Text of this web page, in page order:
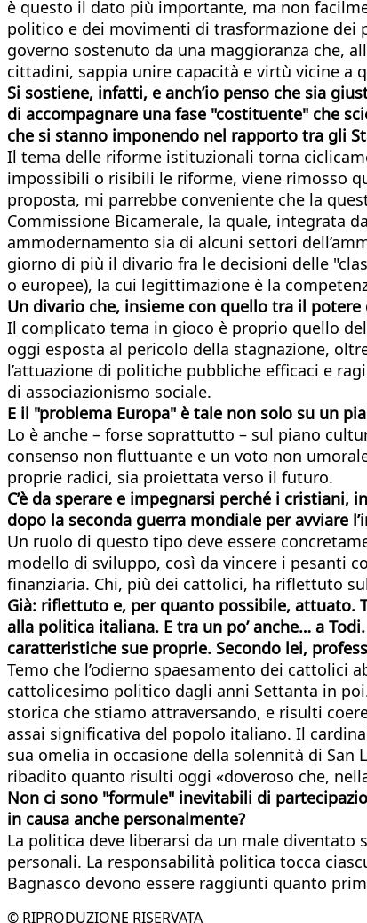
è questo il dato più importante, ma non
politico e dei movimenti di trasformazione dei
governo sostenuto da una maggioranza che,
cittadini, sappia unire capacità e virtù vicine a
Si sostiene, infatti, e anch’io penso che sia
di accompagnare una fase "costituente" che
che si stanno imponendo nel rapporto tra gli
Il tema delle riforme istituzionali torna
impossibili o risibili le riforme, viene rimosso
proposta, mi parrebbe conveniente che la
Commissione Bicamerale, la quale, integrata
ammodernamento sia di alcuni settori
giorno di più il divario fra le decisioni delle
o europee), la cui legittimazione è la
Un divario che, insieme con quello tra il
Il complicato tema in gioco è proprio quello
oggi esposta al pericolo della stagnazione,
l’attuazione di politiche pubbliche efficaci e
di associazionismo sociale.
E il "problema Europa" è tale non solo su un
Lo è anche – forse soprattutto – sul piano
consenso non fluttuante e un voto non
proprie radici, sia proiettata verso il futuro.
C’è da sperare e impegnarsi perché i
dopo la seconda guerra mondiale per avviare
Un ruolo di questo tipo deve essere
modello di sviluppo, così da vincere i pesanti
finanziaria. Chi, più dei cattolici, ha riflettuto
Già: riflettuto e, per quanto possibile, attuato.
alla politica italiana. E tra un po’ anche… a
caratteristiche sue proprie. Secondo lei,
Temo che l’odierno spaesamento dei cattolici
cattolicesimo politico dagli anni Settanta in
storica che stiamo attraversando, e risulti
assai significativa del popolo italiano. Il
sua omelia in occasione della solennità di
ribadito quanto risulti oggi «doveroso che,
Non ci sono "formule" inevitabili di
in causa anche personalmente?
La politica deve liberarsi da un male
personali. La responsabilità politica tocca
Bagnasco devono essere raggiunti quanto
© RIPRODUZIONE RISERVATA